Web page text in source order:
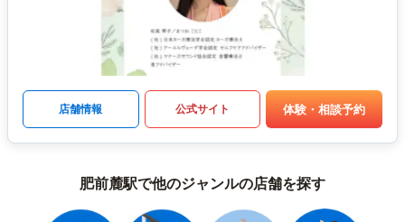
店舗情報 公式サイト 体験・相談予約
肥前麓駅で他のジャンルの店舗を探す